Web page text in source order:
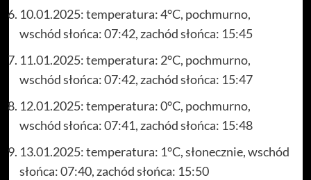
10.01.2025: temperatura: 4°C, pochmurno,
wschód słońca: 07:42, zachód słońca: 15:45
11.01.2025: temperatura: 2°C, pochmurno,
wschód słońca: 07:42, zachód słońca: 15:47
12.01.2025: temperatura: 0°C, pochmurno,
wschód słońca: 07:41, zachód słońca: 15:48
13.01.2025: temperatura: 1°C, słonecznie, wschód
słońca: 07:40, zachód słońca: 15:50